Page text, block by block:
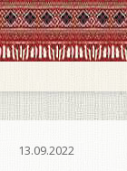
13.09.2022